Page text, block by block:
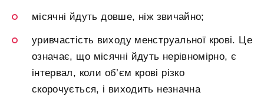
місячні йдуть довше, ніж звичайно;
уривчастість виходу менструальної крові. Це
означає, що місячні йдуть нерівномірно, є
інтервал, коли об’єм крові різко
скорочується, і виходить незначна